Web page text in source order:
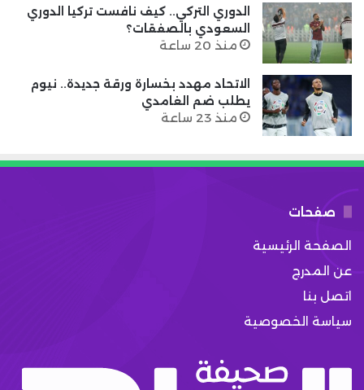
الدوري التركي.. كيف نافست تركيا الدوري
السعودي بالصفقات؟
منذ 20 ساعة
الاتحاد مهدد بخسارة ورقة جديدة.. نيوم
يطلب ضم الغامدي
منذ 23 ساعة
صفحات
الصفحة الرئيسية
عن المدرج
اتصل بنا
سياسة الخصوصية